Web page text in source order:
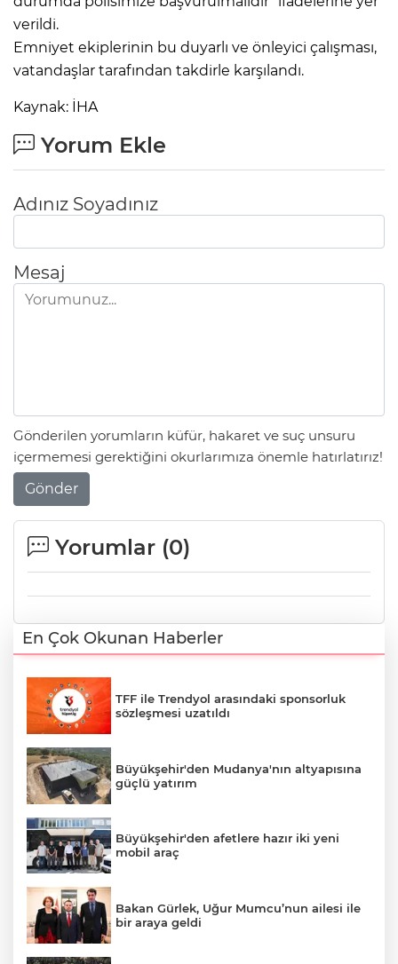
verildi.
Emniyet ekiplerinin bu duyarlı ve önleyici çalışması,
vatandaşlar tarafından takdirle karşılandı.
Kaynak: İHA
Yorum Ekle
Adınız Soyadınız
Mesaj
Gönderilen yorumların küfür, hakaret ve suç unsuru
içermemesi gerektiğini okurlarımıza önemle hatırlatırız!
Gönder
Yorumlar (0)
En Çok Okunan Haberler
TFF ile Trendyol arasındaki sponsorluk
sözleşmesi uzatıldı
Büyükşehir'den Mudanya'nın altyapısına
güçlü yatırım
Büyükşehir'den afetlere hazır iki yeni
mobil araç
Bakan Gürlek, Uğur Mumcu’nun ailesi ile
bir araya geldi